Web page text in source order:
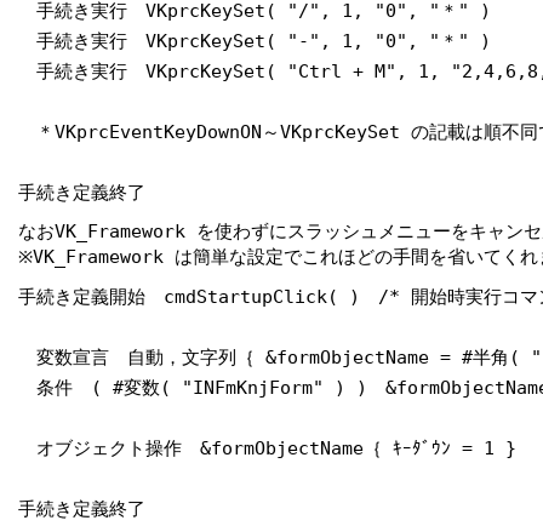
手続き実行 VKprcKeySet( "/", 1, "0", "＊" )
手続き実行 VKprcKeySet( "-", 1, "0", "＊" )
手続き実行 VKprcKeySet( "Ctrl + M", 1,
＊VKprcEventKeyDownON～VKprcKeySet の記載は順不
手続き定義終了
なおVK_Framework を使わずにスラッシュメニューをキャン
※VK_Framework は簡単な設定でこれほどの手間を省いてく
手続き定義開始 cmdStartupClick( ) /* 開始時実行コマ
変数宣言 自動，文字列｛ &formObjectName = #半角
条件 ( #変数( "INFmKnjForm" ) )
オブジェクト操作 &formObjectName｛ ｷｰﾀﾞｳﾝ = 1 }
手続き定義終了